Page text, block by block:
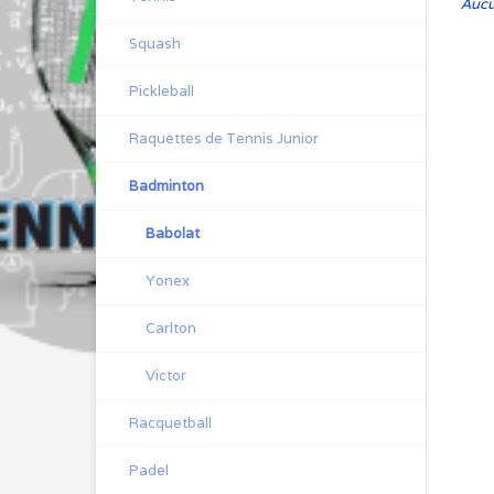
Squash
Pickleball
Raquettes de Tennis Junior
Badminton
Babolat
Yonex
Carlton
Victor
Racquetball
Padel